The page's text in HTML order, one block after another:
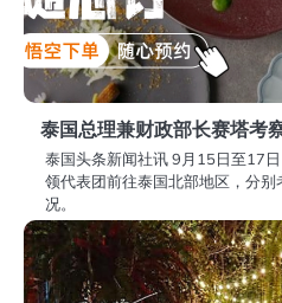
泰国总理兼财政部长赛塔考
泰国头条新闻社讯 9月15日至17
领代表团前往泰国北部地区，分
况。